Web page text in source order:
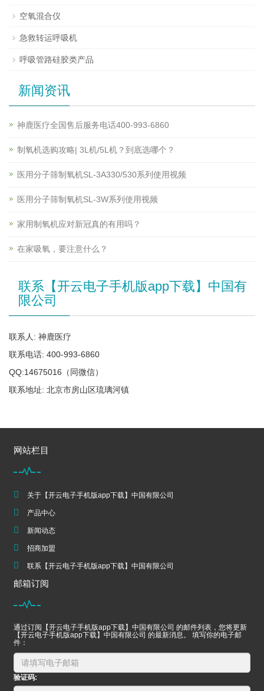
空氧混合仪
急救转运呼吸机
呼吸管路硅胶类产品
新闻资讯
神鹿医疗全国售后服务电话400-993-6860
制氧机选购攻略| 3L机/5L机？到底选哪个？
医用分子筛制氧机SL-3A330/530系列使用视频
医用分子筛制氧机SL-3W系列使用视频
家用制氧机应对新冠真的有用吗？
在家吸氧，要注意什么？
联系【开云电子手机版app下载】中国有
限公司
联系人: 神鹿医疗
联系电话: 400-993-6860
QQ:14675016（同微信）
联系地址: 北京市房山区琉璃河镇
网站栏目
关于【开云电子手机版app下载】中国有限公司
产品中心
新闻动态
招商加盟
联系【开云电子手机版app下载】中国有限公司
邮箱订阅
通过订阅【开云电子手机版app下载】中国有限公司 的邮件列表，您将更新
【开云电子手机版app下载】中国有限公司 的最新消息。 填写你的电子邮
件：
验证码: